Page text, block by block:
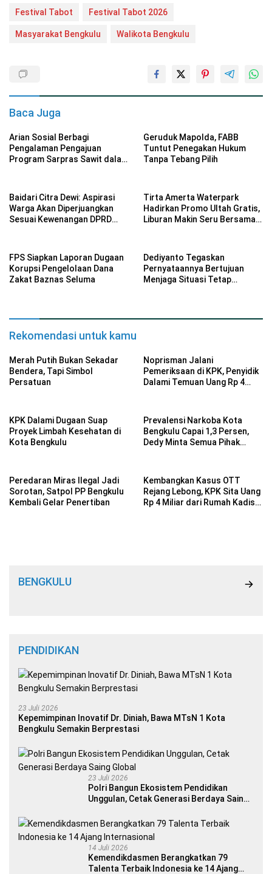
Festival Tabot Festival Tabot 2026
Masyarakat Bengkulu Walikota Bengkulu
Baca Juga
Arian Sosial Berbagi
Pengalaman Pengajuan
Program Sarpras Sawit dalam
Geruduk Mapolda, FABB
Tuntut Penegakan Hukum
Tanpa Tebang Pilih
Baidari Citra Dewi: Aspirasi
Warga Akan Diperjuangkan
Sesuai Kewenangan DPRD
Tirta Amerta Waterpark
Hadirkan Promo Ultah Gratis,
Liburan Makin Seru Bersama
FPS Siapkan Laporan Dugaan
Korupsi Pengelolaan Dana
Zakat Baznas Seluma
Dediyanto Tegaskan
Pernyataannya Bertujuan
Menjaga Situasi Tetap
Rekomendasi untuk kamu
Merah Putih Bukan Sekadar
Bendera, Tapi Simbol
Persatuan
Noprisman Jalani
Pemeriksaan di KPK, Penyidik
Dalami Temuan Uang Rp 4
KPK Dalami Dugaan Suap
Proyek Limbah Kesehatan di
Kota Bengkulu
Prevalensi Narkoba Kota
Bengkulu Capai 1,3 Persen,
Dedy Minta Semua Pihak
Peredaran Miras Ilegal Jadi
Sorotan, Satpol PP Bengkulu
Kembali Gelar Penertiban
Kembangkan Kasus OTT
Rejang Lebong, KPK Sita Uang
Rp 4 Miliar dari Rumah Kadis
BENGKULU
PENDIDIKAN
23 Juli 2026
Kepemimpinan Inovatif Dr. Diniah, Bawa MTsN 1 Kota
Bengkulu Semakin Berprestasi
23 Juli 2026
Polri Bangun Ekosistem Pendidikan
Unggulan, Cetak Generasi Berdaya Saing
14 Juli 2026
Kemendikdasmen Berangkatkan 79
Talenta Terbaik Indonesia ke 14 Ajang